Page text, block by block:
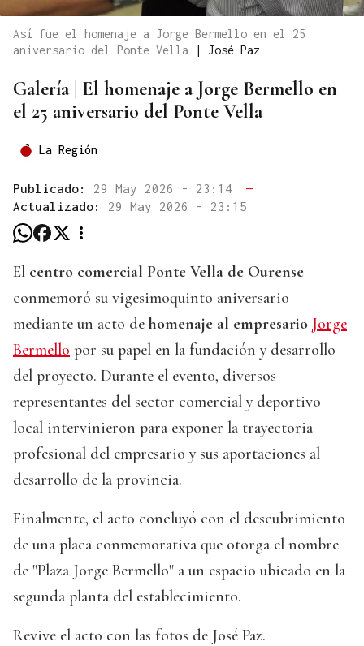
Así fue el homenaje a Jorge Bermello en el 25
aniversario del Ponte Vella
| José Paz
Galería | El homenaje a Jorge Bermello en
el 25 aniversario del Ponte Vella
La Región
Publicado: 29 May 2026 - 23:14
—
Actualizado: 29 May 2026 - 23:15
El centro comercial Ponte Vella de Ourense
conmemoró su vigesimoquinto aniversario
mediante un acto de homenaje al empresario Jorge
Bermello por su papel en la fundación y desarrollo
del proyecto. Durante el evento, diversos
representantes del sector comercial y deportivo
local intervinieron para exponer la trayectoria
profesional del empresario y sus aportaciones al
desarrollo de la provincia.
Finalmente, el acto concluyó con el descubrimiento
de una placa conmemorativa que otorga el nombre
de "Plaza Jorge Bermello" a un espacio ubicado en la
segunda planta del establecimiento.
Revive el acto con las fotos de José Paz.